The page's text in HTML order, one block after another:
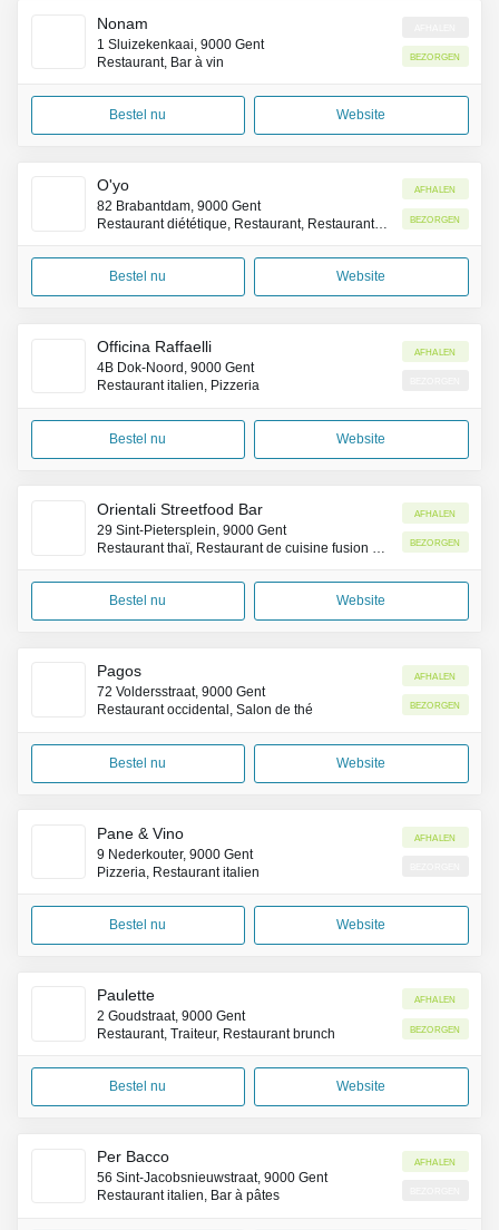
Nonam
1 Sluizekenkaai, 9000 Gent
Restaurant, Bar à vin
Bezorgen
Bestel nu Website
O'yo
82 Brabantdam, 9000 Gent
Restaurant diététique, Restaurant, Restaurant servant le petit-déjeuner
Afhalen
Bezorgen
Bestel nu Website
Officina Raffaelli
4B Dok-Noord, 9000 Gent
Restaurant italien, Pizzeria
Afhalen
Bestel nu Website
Orientali Streetfood Bar
29 Sint-Pietersplein, 9000 Gent
Afhalen
Bezorgen
Bestel nu Website
Pagos
72 Voldersstraat, 9000 Gent
Restaurant occidental, Salon de thé
Afhalen
Bezorgen
Bestel nu Website
Pane & Vino
9 Nederkouter, 9000 Gent
Pizzeria, Restaurant italien
Afhalen
Bestel nu Website
Paulette
2 Goudstraat, 9000 Gent
Restaurant, Traiteur, Restaurant brunch
Afhalen
Bezorgen
Bestel nu Website
Per Bacco
56 Sint-Jacobsnieuwstraat, 9000 Gent
Restaurant italien, Bar à pâtes
Afhalen